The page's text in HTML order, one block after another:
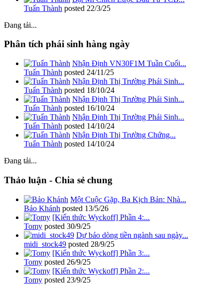
Tuấn Thành posted 22/3/25
Đang tải...
Phân tích phái sinh hàng ngày
Nhận Định VN30F1M Tuần Cuối...
Tuấn Thành posted 24/11/25
Nhận Định Thị Trường Phái Sinh...
Tuấn Thành posted 18/10/24
Nhận Định Thị Trường Phái Sinh...
Tuấn Thành posted 16/10/24
Nhận Định Thị Trường Phái Sinh...
Tuấn Thành posted 14/10/24
Nhận Định Thị Trường Chứng...
Tuấn Thành posted 14/10/24
Đang tải...
Thảo luận - Chia sẻ chung
Một Cuộc Gặp, Ba Kịch Bản: Nhà...
Bảo Khánh posted 13/5/26
[Kiến thức Wyckoff] Phần 4:...
Tomy posted 30/9/25
Dự báo dòng tiền ngành sau ngày...
midi_stock49 posted 28/9/25
[Kiến thức Wyckoff] Phần 3:...
Tomy posted 26/9/25
[Kiến thức Wyckoff] Phần 2:...
Tomy posted 23/9/25